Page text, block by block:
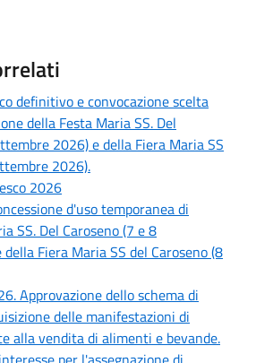
definitivo e convocazione scelta
della Festa Maria SS. Del
2026) e della Fiera Maria SS
2026).
2026
d'uso temporanea di
SS. Del Caroseno (7 e 8
Fiera Maria SS del Caroseno (8
Approvazione dello schema di
delle manifestazioni di
alla vendita di alimenti e bevande.